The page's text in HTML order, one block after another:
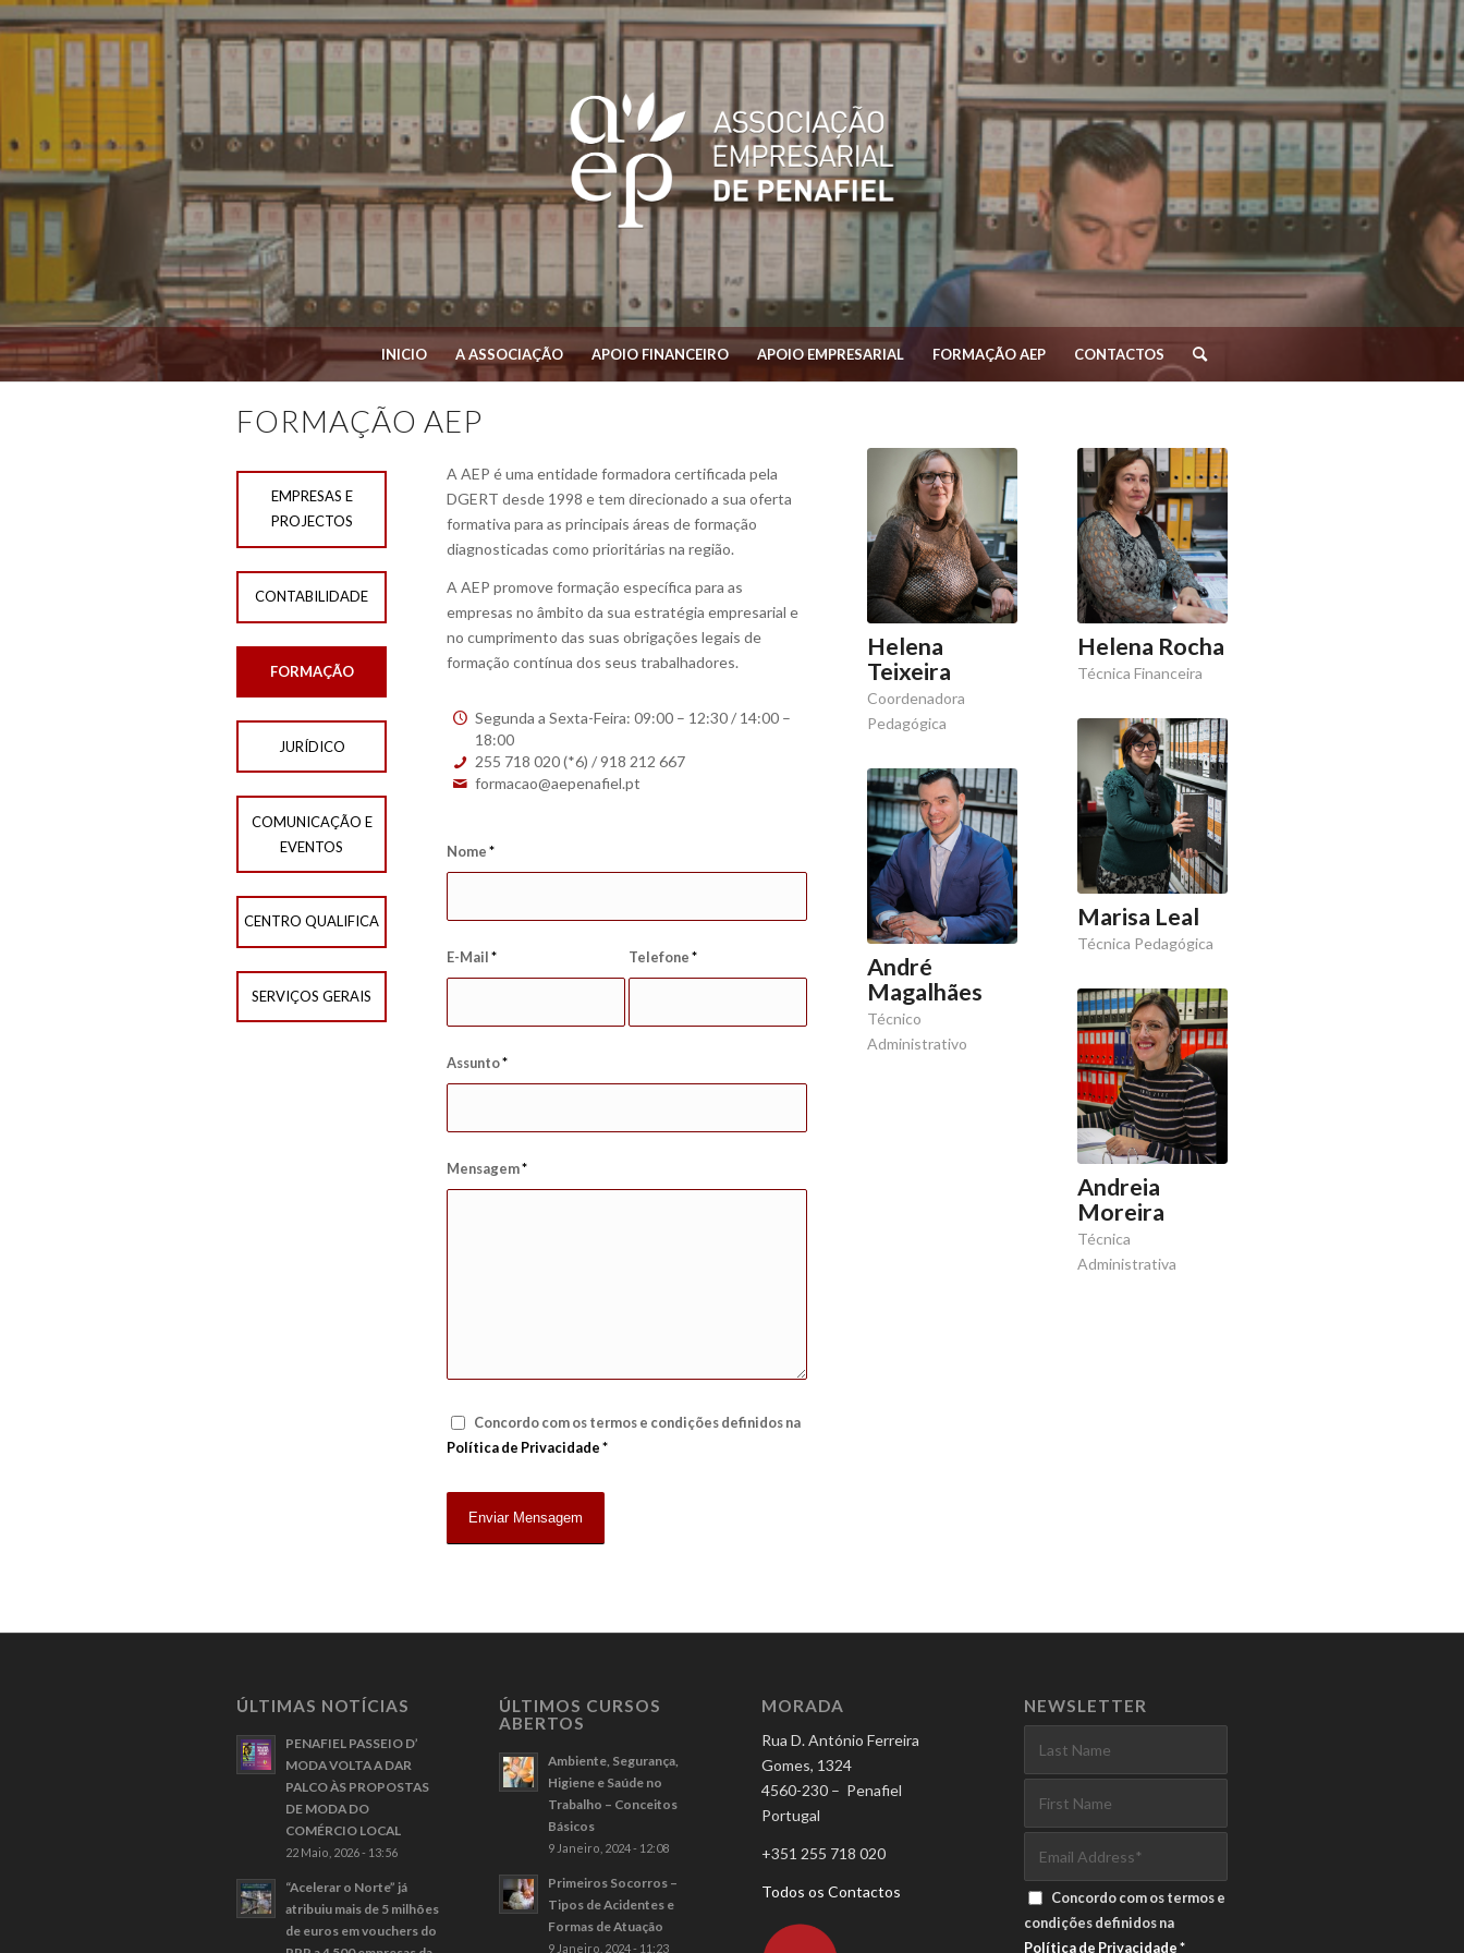
INICIO A ASSOCIAÇÃO APOIO FINANCEIRO APOIO EMPRESARIAL FORMAÇÃO AEP CONTACTOS
FORMAÇÃO AEP
EMPRESAS E
PROJECTOS
CONTABILIDADE
FORMAÇÃO
JURÍDICO
COMUNICAÇÃO E
EVENTOS
CENTRO QUALIFICA
SERVIÇOS GERAIS
A AEP é uma entidade formadora certificada pela
DGERT desde 1998 e tem direcionado a sua oferta
formativa para as principais áreas de formação
diagnosticadas como prioritárias na região.
A AEP promove formação específica para as
empresas no âmbito da sua estratégia empresarial e
no cumprimento das suas obrigações legais de
formação contínua dos seus trabalhadores.
Segunda a Sexta-Feira: 09:00 – 12:30 / 14:00 –
18:00
255 718 020 (*6) / 918 212 667
formacao@aepenafiel.pt
Nome*
E-Mail* Telefone*
Assunto*
Mensagem*
Concordo com os termos e condições definidos na
Política de Privacidade*
Helena
Teixeira
Coordenadora
Pedagógica
André
Magalhães
Técnico
Administrativo
Helena Rocha
Técnica Financeira
Marisa Leal
Técnica Pedagógica
Andreia
Moreira
Técnica
Administrativa
ÚLTIMAS NOTÍCIAS
PENAFIEL PASSEIO D’
MODA VOLTA A DAR
PALCO ÀS PROPOSTAS
DE MODA DO
COMÉRCIO LOCAL
22 Maio, 2026 - 13:56
“Acelerar o Norte” já
atribuiu mais de 5 milhões
de euros em vouchers do
ÚLTIMOS CURSOS
ABERTOS
Ambiente, Segurança,
Higiene e Saúde no
Trabalho – Conceitos
Básicos
9 Janeiro, 2024 - 12:08
Primeiros Socorros –
Tipos de Acidentes e
Formas de Atuação
9 Janeiro, 2024 - 11:23
MORADA
Rua D. António Ferreira
Gomes, 1324
4560-230 – Penafiel
Portugal
+351 255 718 020
Todos os Contactos
NEWSLETTER
Concordo com os termos e
condições definidos na
Política de Privacidade *